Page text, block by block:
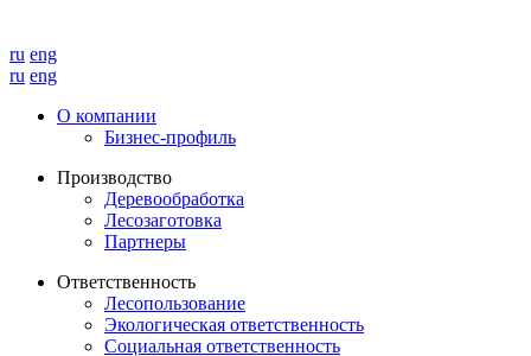
ru eng
ru eng
О компании
Бизнес-профиль
Производство
Деревообработка
Лесозаготовка
Партнеры
Ответственность
Лесопользование
Экологическая ответственность
Социальная ответственность